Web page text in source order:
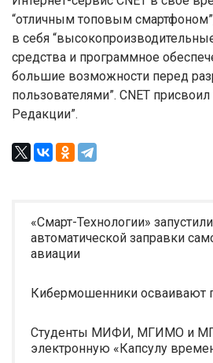
“отличным топовым
в себя
средства и программное
большие возможности перед
пользователями”. CNET
Редакции”.
«Смарт-Технологии»
автоматической заправки
авиации
Кибермошенники осваивают
Студенты МИФИ, МГИМО и
электронную «Капсулу